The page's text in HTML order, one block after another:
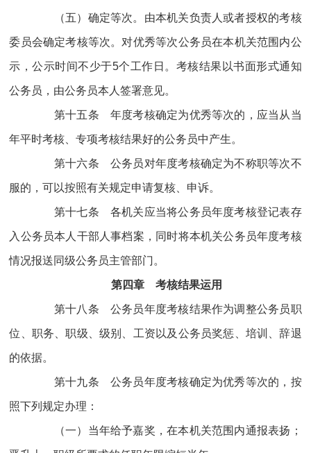
（五）确定等次。由本机关负责人或者授权的考核
委员会确定考核等次。对优秀等次公务员在本机关范围内公
示，公示时间不少于5个工作日。考核结果以书面形式通知
公务员，由公务员本人签署意见。
第十五条 年度考核确定为优秀等次的，应当从当
年平时考核、专项考核结果好的公务员中产生。
第十六条 公务员对年度考核确定为不称职等次不
服的，可以按照有关规定申请复核、申诉。
第十七条 各机关应当将公务员年度考核登记表存
入公务员本人干部人事档案，同时将本机关公务员年度考核
情况报送同级公务员主管部门。
第四章 考核结果运用
第十八条 公务员年度考核结果作为调整公务员职
位、职务、职级、级别、工资以及公务员奖惩、培训、辞退
的依据。
第十九条 公务员年度考核确定为优秀等次的，按
照下列规定办理：
（一）当年给予嘉奖，在本机关范围内通报表扬；